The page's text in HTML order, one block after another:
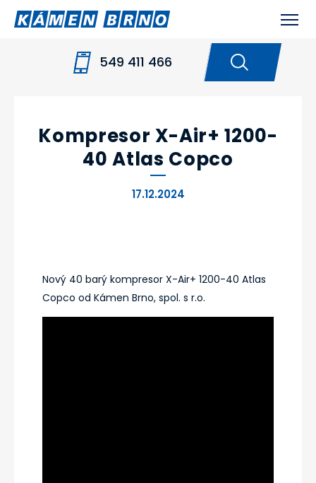
549 411 466
NOVINKY
KOMPRESOR X-AIR+ 1200-
Kompresor X-Air+ 1200-
40 Atlas Copco
17.12.2024
Nový 40 barý kompresor X-Air+ 1200-40 Atlas
Copco od Kámen Brno, spol. s r.o.